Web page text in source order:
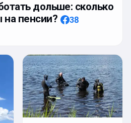
дольше: сколько
пенсии?
38